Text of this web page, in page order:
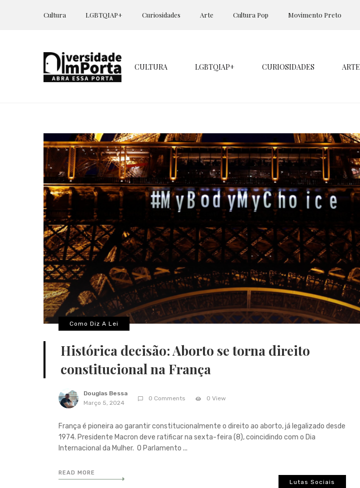
Cultura LGBTQIAP+ Curiosidades Arte Cultura Pop Movimento Preto
CULTURA LGBTQIAP+ CURIOSIDADES ARTE
Como Diz A Lei
Histórica decisão: Aborto se torna direito
constitucional na França
Douglas Bessa
Março 5, 2024
0 Comments 0 View
França é pioneira ao garantir constitucionalmente o direito ao aborto, já legalizado desde
1974. Presidente Macron deve ratificar na sexta-feira (8), coincidindo com o Dia
Internacional da Mulher. O Parlamento ...
READ MORE
Lutas Sociais